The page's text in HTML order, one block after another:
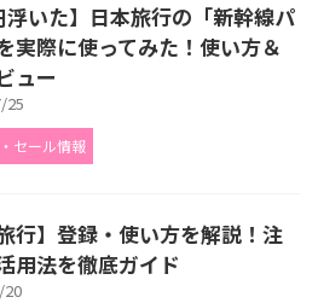
浮いた】日本旅行の「新幹線パ
実際に使ってみた！使い方＆
ュー
25
セール情報
行】登録・使い方を解説！注
用法を徹底ガイド
20